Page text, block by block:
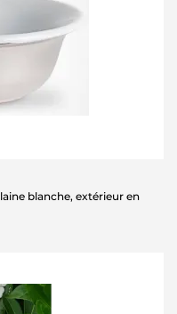
blanche, extérieur en